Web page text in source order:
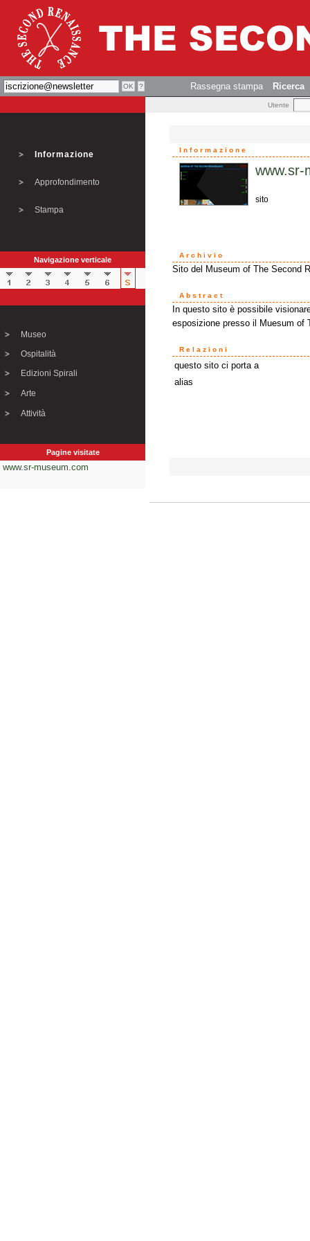
Rassegna stampa Ricerca
Utente
Informazione
Approfondimento
Stampa
Navigazione verticale
Museo
Ospitalità
Edizioni Spirali
Arte
Attività
Pagine visitate
www.sr-museum.com
Informazione
www.sr-
sito
Archivio
Sito del Museum of The Second
Abstract
In questo sito è possibile
esposizione presso il Muesum of
Relazioni
questo sito ci porta a
alias